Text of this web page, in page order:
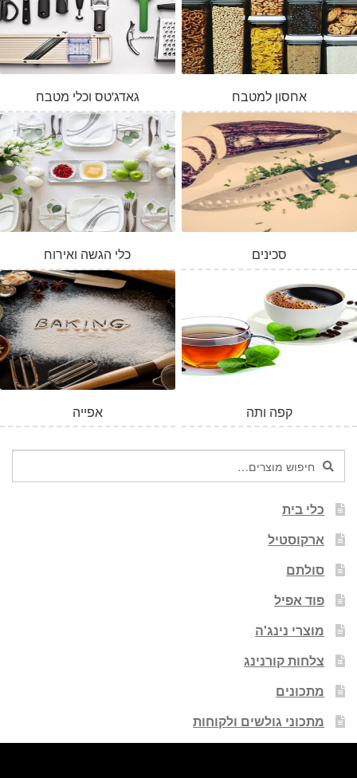
גאדג'טס וכלי מטבח אחסון למטבח
כלי הגשה ואירוח סכינים
אפייה קפה ותה
חיפוש
עבור:
חיפוש
כלי בית
ארקוסטיל
סולתם
פוד אפיל
מוצרי נינג'ה
צלחות קורנינג
מתכונים
מתכוני גולשים ולקוחות